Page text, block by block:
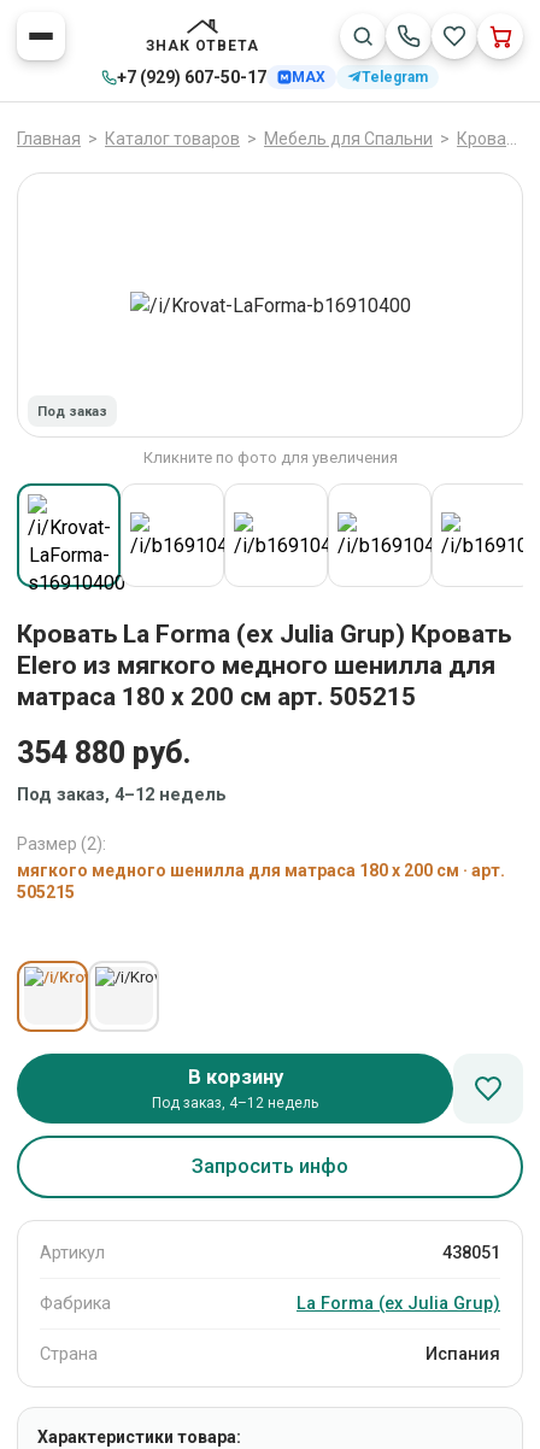
ЗНАК ОТВЕТА
+7 (929) 607-50-17 MAX Telegram
Главная > Каталог товаров > Мебель для Спальни > Кровати
Под заказ
Кликните по фото для увеличения
Кровать La Forma (ех Julia Grup) Кровать
Elero из мягкого медного шенилла для
матраса 180 x 200 см арт. 505215
354 880 руб.
Под заказ, 4–12 недель
Размер (2):
мягкого медного шенилла для матраса 180 x 200 см · арт.
505215
В корзину
Под заказ, 4–12 недель
Запросить инфо
Артикул 438051
Фабрика La Forma (ех Julia Grup)
Страна Испания
Характеристики товара: